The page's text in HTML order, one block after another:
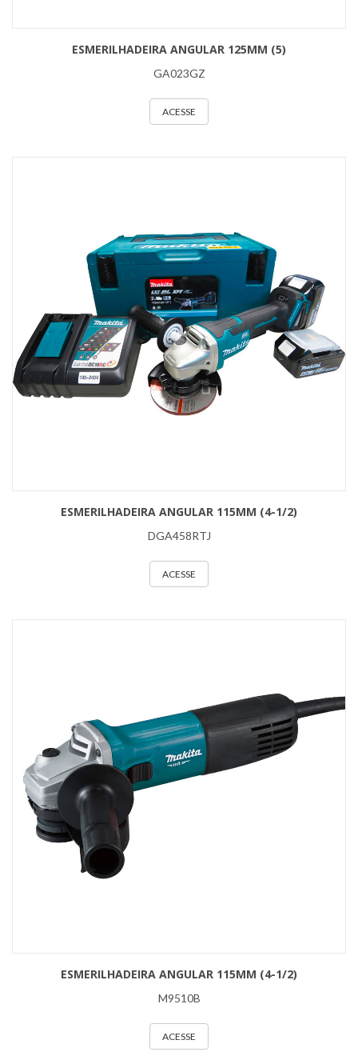
ESMERILHADEIRA ANGULAR 125MM (5)
GA023GZ
ACESSE
ESMERILHADEIRA ANGULAR 115MM (4-1/2)
DGA458RTJ
ACESSE
ESMERILHADEIRA ANGULAR 115MM (4-1/2)
M9510B
ACESSE